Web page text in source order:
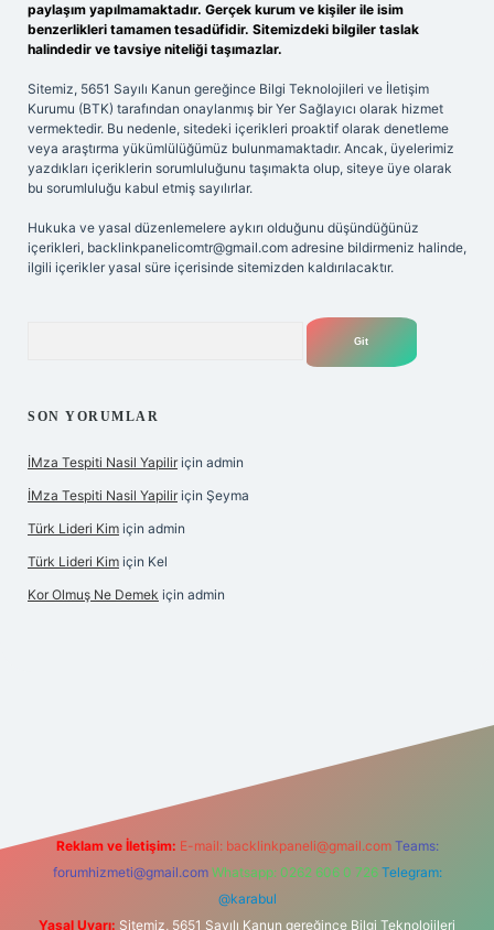
paylaşım yapılmamaktadır. Gerçek kurum ve kişiler ile isim
benzerlikleri tamamen tesadüfidir. Sitemizdeki bilgiler taslak
halindedir ve tavsiye niteliği taşımazlar.
Sitemiz, 5651 Sayılı Kanun gereğince Bilgi Teknolojileri ve İletişim
Kurumu (BTK) tarafından onaylanmış bir Yer Sağlayıcı olarak hizmet
vermektedir. Bu nedenle, sitedeki içerikleri proaktif olarak denetleme
veya araştırma yükümlülüğümüz bulunmamaktadır. Ancak, üyelerimiz
yazdıkları içeriklerin sorumluluğunu taşımakta olup, siteye üye olarak
bu sorumluluğu kabul etmiş sayılırlar.
Hukuka ve yasal düzenlemelere aykırı olduğunu düşündüğünüz
içerikleri, backlinkpanelicomtr@gmail.com adresine bildirmeniz halinde,
ilgili içerikler yasal süre içerisinde sitemizden kaldırılacaktır.
SON YORUMLAR
İMza Tespiti Nasil Yapilir için admin
İMza Tespiti Nasil Yapilir için Şeyma
Türk Lideri Kim için admin
Türk Lideri Kim için Kel
Kor Olmuş Ne Demek için admin
Reklam ve İletişim: E-mail: backlinkpaneli@gmail.com Teams:
forumhizmeti@gmail.com Whatsapp: 0262 606 0 726 Telegram:
@karabul
Yasal Uyarı: Sitemiz, 5651 Sayılı Kanun gereğince Bilgi Teknolojileri